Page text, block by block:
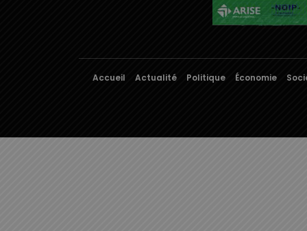
Accueil Actualité Politique Économie